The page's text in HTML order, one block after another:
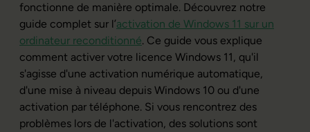
fonctionne de manière optimale. Découvrez notre
guide complet sur l’activation de Windows 11 sur un
ordinateur reconditionné. Ce guide vous explique
comment activer votre licence Windows 11, qu'il
s'agisse d'une activation numérique automatique,
d'une mise à niveau depuis Windows 10 ou d'une
activation par téléphone. Si vous rencontrez des
problèmes lors de l'activation, des solutions sont